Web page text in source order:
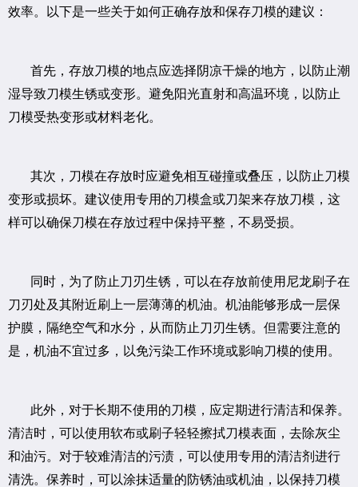
效率。以下是一些关于如何正确存放和保存刀模的建议：
首先，存放刀模的地点应选择阴凉干燥的地方，以防止潮
湿导致刀模生锈或变形。避免阳光直射和高温环境，以防止
刀模受热变形或材料老化。
其次，刀模在存放时应避免相互碰撞或叠压，以防止刀模
变形或损坏。建议使用专用的刀模盒或刀架来存放刀模，这
样可以确保刀模在存放过程中保持平整，不易受损。
同时，为了防止刀刃生锈，可以在存放前使用尼龙刷子在
刀刃处及其附近刷上一层薄薄的机油。机油能够形成一层保
护膜，隔绝空气和水分，从而防止刀刃生锈。但需要注意的
是，机油不宜过多，以免污染工作环境或影响刀模的使用。
此外，对于长期不使用的刀模，应定期进行清洁和保养。
清洁时，可以使用软布或刷子轻轻擦拭刀模表面，去除灰尘
和油污。对于较难清洁的污渍，可以使用专用的清洁剂进行
清洗。保养时，可以涂抹适量的防锈油或机油，以保持刀模